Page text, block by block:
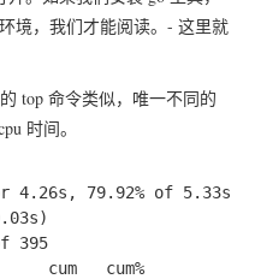
境，我们才能阅读。- 这里就
top 命令类似，唯一不同的
时间。
4.26s, 79.92% of 5.33s
395
cum   cum%